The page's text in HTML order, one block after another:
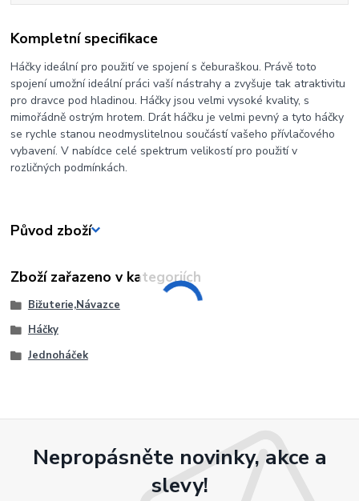
Kompletní specifikace
Háčky ideální pro použití ve spojení s čeburaškou. Právě toto
spojení umožní ideální práci vaší nástrahy a zvyšuje tak atraktivitu
pro dravce pod hladinou. Háčky jsou velmi vysoké kvality, s
mimořádně ostrým hrotem. Drát háčku je velmi pevný a tyto háčky
se rychle stanou neodmyslitelnou součástí vašeho přívlačového
vybavení. V nabídce celé spektrum velikostí pro použití v
rozličných podmínkách.
Původ zboží
Zboží zařazeno v kategoriích
Bižuterie,Návazce
Háčky
Jednoháček
Nepropásněte novinky, akce a
slevy!